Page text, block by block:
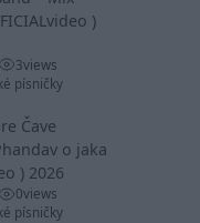
)
3views
písničky
Čave
o jaka
) 2026
0views
písničky